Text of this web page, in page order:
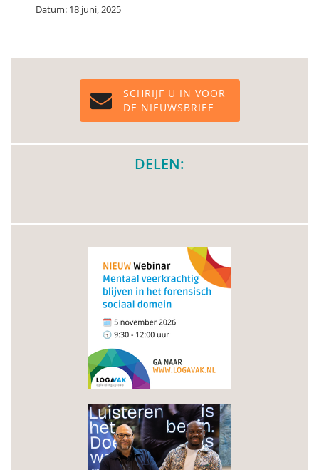
Datum: 18 juni, 2025
SCHRIJF U IN VOOR
DE NIEUWSBRIEF
DELEN: